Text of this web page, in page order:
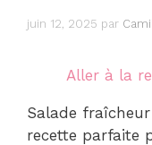
juin 12, 2025 par
Aller à la
Salade
recette parfaite